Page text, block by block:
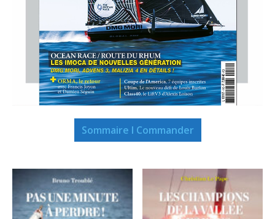
Sommaire I Commander